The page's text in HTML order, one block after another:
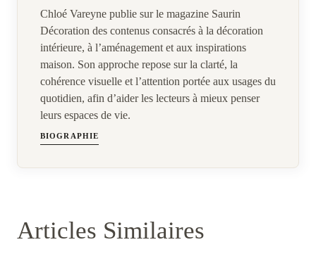
Chloé Vareyne publie sur le magazine Saurin
Décoration des contenus consacrés à la décoration
intérieure, à l’aménagement et aux inspirations
maison. Son approche repose sur la clarté, la
cohérence visuelle et l’attention portée aux usages du
quotidien, afin d’aider les lecteurs à mieux penser
leurs espaces de vie.
BIOGRAPHIE
Articles Similaires